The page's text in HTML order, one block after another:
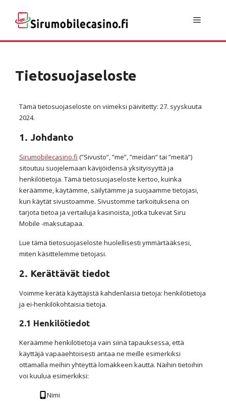
sisältöön
Tietosuojaseloste
Tämä tietosuojaseloste on viimeksi päivitetty: 27. syyskuuta
2024.
1. Johdanto
Sirumobilecasino.fi (”Sivusto”, ”me”, ”meidän” tai ”meitä”)
sitoutuu suojelemaan kävijöidensä yksityisyyttä ja
henkilötietoja. Tämä tietosuojaseloste kertoo, kuinka
keräämme, käytämme, säilytämme ja suojaamme tietojasi,
kun käytät sivustoamme. Sivustomme tarkoituksena on
tarjota tietoa ja vertailuja kasinoista, jotka tukevat Siru
Mobile -maksutapaa.
Lue tämä tietosuojaseloste huolellisesti ymmärtääksesi,
miten käsittelemme tietojasi.
2. Kerättävät tiedot
Voimme kerätä käyttäjistä kahdenlaisia tietoja: henkilötietoja
ja ei-henkilökohtaisia tietoja.
2.1 Henkilötiedot
Keräämme henkilötietoja vain siinä tapauksessa, että
käyttäjä vapaaehtoisesti antaa ne meille esimerkiksi
ottamalla meihin yhteyttä lomakkeen kautta. Näihin tietoihin
voi kuulua esimerkiksi:
Nimi